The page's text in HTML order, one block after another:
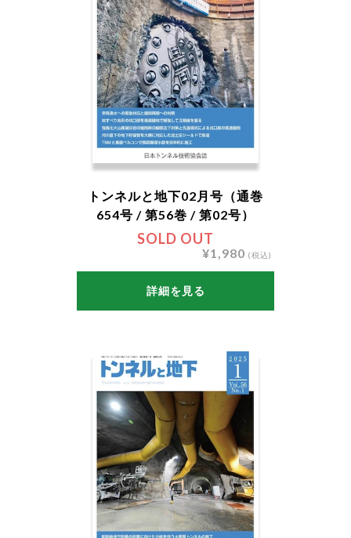
SOLD OUT
トンネルと地下02月号（通巻
654号 / 第56巻 / 第02号）
¥1,980 (税込)
詳細を見る